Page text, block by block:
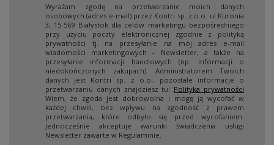
Wyrażam zgodę na przetwarzanie moich danych
osobowych (adres e-mail) przez Kontri sp. z o.o. ul Kuronia
3, 15-569 Białystok dla celów marketingu bezpośredniego
przy użyciu poczty elektronicznej zgodnie z polityką
prywatności tj. na przesyłanie na mój adres e-mail
wiadomości marketingowych - Newsletter, a także na
przesyłanie informacji handlowych (np. informacji o
niedokończonych zakupach). Administratorem Twoich
danych jest Kontri sp. z o.o., pozostałe informacje o
przetwarzaniu danych znajdziesz tu: Polityka prywatności
Wiem, że zgoda jest dobrowolna i mogę ją wycofać w
każdej chwili, bez wpływu na zgodność z prawem
przetwarzania, które odbyło się przed wycofaniem.
Jednocześnie akceptuje warunki świadczenia usługi
Newsletter zawarte w Regulaminie.